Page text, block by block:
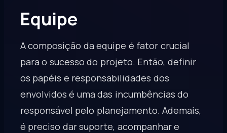
Equipe
A composição da equipe é fator crucial
para o sucesso do projeto. Então, definir
os papéis e responsabilidades dos
envolvidos é uma das incumbências do
responsável pelo planejamento. Ademais,
é preciso dar suporte, acompanhar e